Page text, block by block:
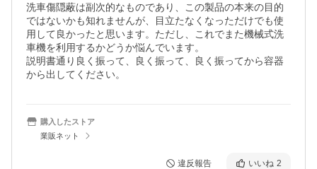
洗車傷隠蔽は副次的なものであり、この製品の本来の目的
ではないかも知れませんが、目立たなくなっただけでも使
用して良かったと思います。ただし、これでまた機械式洗
車機を利用するかどうか悩んでいます。
説明書通り良く振って、良く振って、良く振ってから容器
購入したストア
業販ネット
違反報告 いいね 2